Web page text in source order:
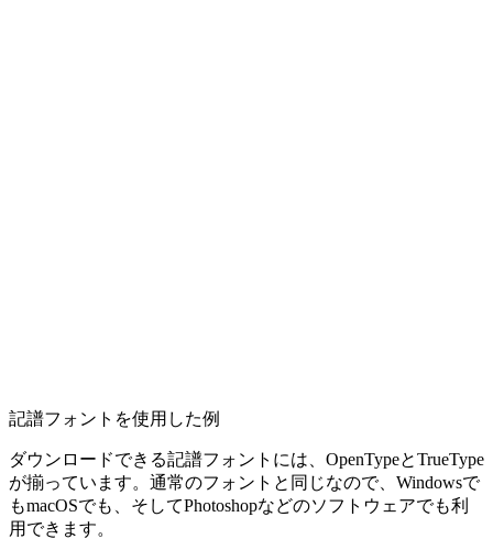
記譜フォントを使用した例
ダウンロードできる記譜フォントには、OpenTypeとTrueType
が揃っています。通常のフォントと同じなので、Windowsで
もmacOSでも、そしてPhotoshopなどのソフトウェアでも利
用できます。